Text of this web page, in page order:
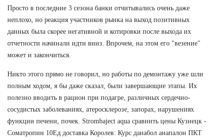
Просто в последние 3 сезона банки отчитывались очень даже
неплохо, но реакция участников рынка на выход позитивных
данных была скорее негативной и котировки после выхода их
отчетности начинали идти вниз. Впрочем, на этом его "везение"
может и закончиться.
Никто этого прямо не говорил, но работы по демонтажу уже шли
полным ходом, я бы даже сказал, были завершающие этапы. Их
полезно вводить в рацион при подагре, различных сердечно-
сосудистых заболеваниях, атеросклерозе, запорах, нарушениях
функции печени, почек. Strombaject aqua сравнить цены Кузнецк -
Cоматропин 10Ед доставка Королев: Курс данабол анапалон ПКТ